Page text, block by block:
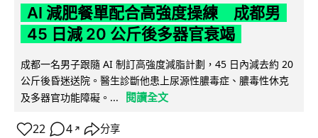
AI 減肥餐單配合高強度操練 成都男
45 日減 20 公斤後多器官衰竭
成都一名男子跟隨 AI 制訂高強度減脂計劃，45 日內減去約 20
公斤後昏迷送院。醫生診斷他患上尿源性膿毒症、膿毒性休克
及多器官功能障礙。...
閱讀全文
22 4 ↗ 分享